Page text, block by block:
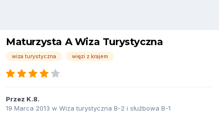
Maturzysta A Wiza Turystyczna
wiza turystyczna więzi z krajem
Przez K.8.
19 Marca 2013 w Wiza turystyczna B-2 i służbowa B-1